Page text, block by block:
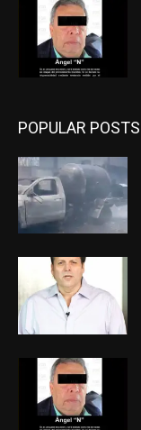
POPULAR POSTS